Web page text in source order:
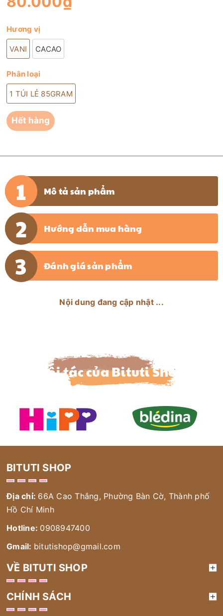
Hương vị
VANI CACAO
Phân loại
1 TÚI LẺ 85GRAM
Hết hàng
Mô tả sản phẩm
Hướng dẫn mua hàng
Đánh giá sản phẩm
Nội dung đang cập nhật ...
Đối tác của Bituti Shop
BITUTI SHOP
Địa chỉ: 66A Cao Thắng, Phường Bàn Cờ, Thành phố
Hồ Chí Minh
Hotline: 0908947400
Gmail: bitutishop@gmail.com
VỀ BITUTI SHOP
CHÍNH SÁCH